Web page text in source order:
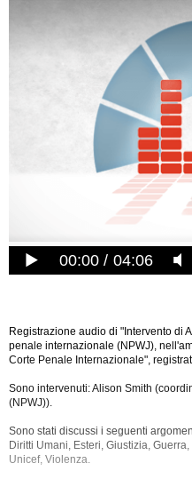
00:00 04:06
Registrazione audio di "Intervento di
penale internazionale (NPWJ),
Corte Penale Internazionale",
Sono intervenuti: Alison Smith
(NPWJ)).
Sono stati discussi i seguenti
Diritti Umani, Esteri, Giustizia,
Unicef, Violenza.